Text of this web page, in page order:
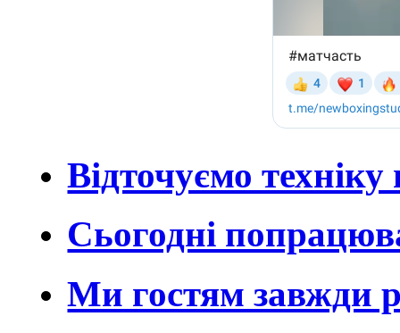
Відточуємо
Сьогодні
Ми гостям завжди